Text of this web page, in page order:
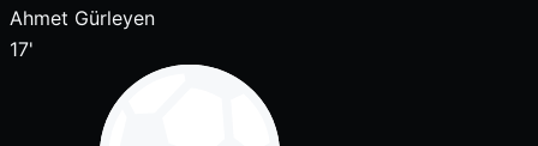
Ahmet Gürleyen
17'